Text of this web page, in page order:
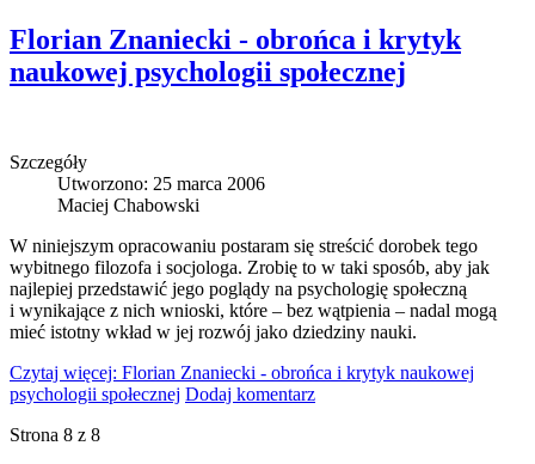
Florian Znaniecki - obrońca i krytyk
naukowej psychologii społecznej
Szczegóły
Utworzono: 25 marca 2006
Maciej Chabowski
W niniejszym opracowaniu postaram się streścić dorobek tego
wybitnego filozofa i socjologa. Zrobię to w taki sposób, aby jak
najlepiej przedstawić jego poglądy na psychologię społeczną
i wynikające z nich wnioski, które – bez wątpienia – nadal mogą
mieć istotny wkład w jej rozwój jako dziedziny nauki.
Czytaj więcej: Florian Znaniecki - obrońca i krytyk naukowej
psychologii społecznej Dodaj komentarz
Strona 8 z 8